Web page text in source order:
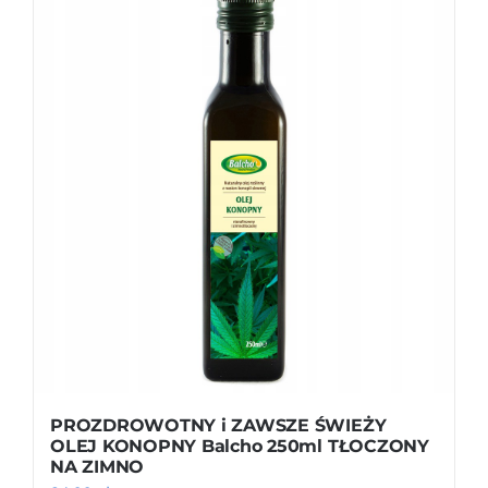
PROZDROWOTNY i ZAWSZE ŚWIEŻY
OLEJ KONOPNY Balcho 250ml TŁOCZONY
NA ZIMNO